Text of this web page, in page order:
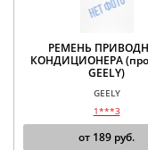
РЕМЕНЬ
КОНДИЦИОНЕРА
GEELY)
GEELY
1***3
от 189 руб.